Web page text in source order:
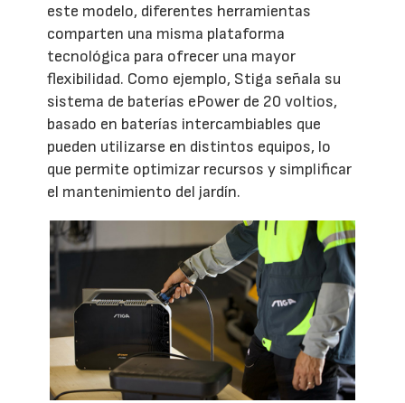
este modelo, diferentes herramientas
comparten una misma plataforma
tecnológica para ofrecer una mayor
flexibilidad. Como ejemplo, Stiga señala su
sistema de baterías ePower de 20 voltios,
basado en baterías intercambiables que
pueden utilizarse en distintos equipos, lo
que permite optimizar recursos y simplificar
el mantenimiento del jardín.